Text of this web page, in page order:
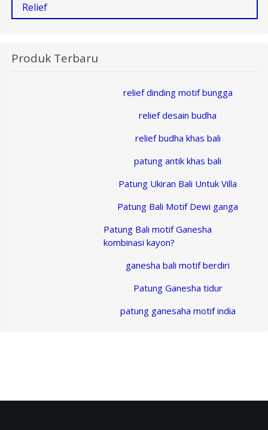
Relief
Produk Terbaru
relief dinding motif bungga
relief desain budha
relief budha khas bali
patung antik khas bali
Patung Ukiran Bali Untuk Villa
Patung Bali Motif Dewi ganga
Patung Bali motif Ganesha
kombinasi kayon?
ganesha bali motif berdiri
Patung Ganesha tidur
patung ganesaha motif india